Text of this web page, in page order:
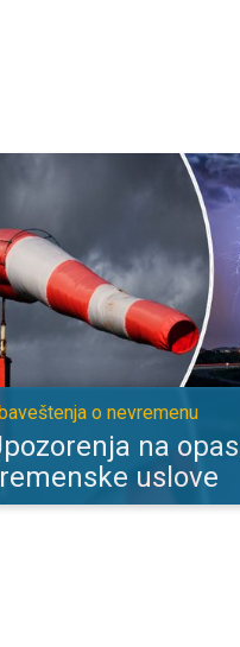
na opasne
o nevremenu
na
uslove